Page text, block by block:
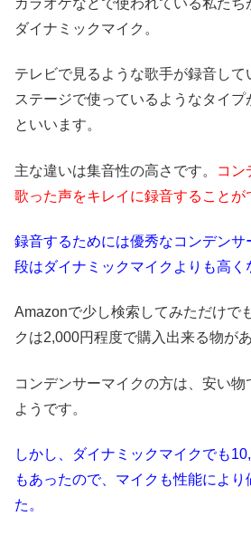
ダイナミックマイク。
テレビで見るような歌手が録音し
ステージで使っているようなタイプ
といいます。
主な違いは集音性の高さです。
コン
歌った声をキレイに録音することが
録音するためには優秀なコンデンサ
段はダイナミックマイクよりも高く
Amazonで少し検索してみただけで
クは2,000円程度で購入出来る物が
コンデンサーマイクの方は、安い物
ようです。
しかし、ダイナミックマイクでも
もあったので、マイクも性能によ
た。